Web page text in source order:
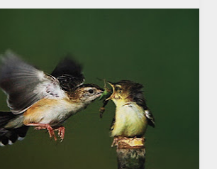
// VIEW MORE BY CHUYỆN Ý NGHĨA